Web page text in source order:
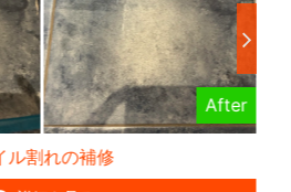
After
ル割れの補修